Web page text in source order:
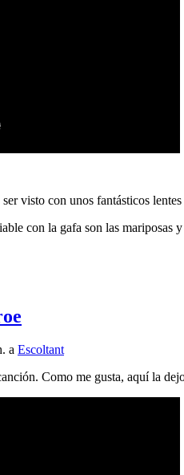
visto con unos fantásticos
con la gafa son las mariposas
a Escoltant
Como me gusta, aquí la